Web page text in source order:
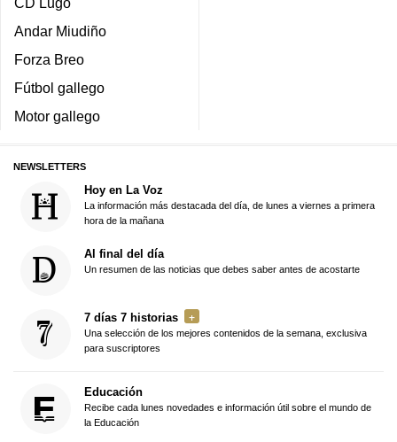
Andar Miudiño
Forza Breo
Fútbol gallego
Motor gallego
NEWSLETTERS
Hoy en La Voz
La información más destacada del día, de lunes a viernes a primera
hora de la mañana
Al final del día
Un resumen de las noticias que debes saber antes de acostarte
7 días 7 historias
Una selección de los mejores contenidos de la semana, exclusiva
para suscriptores
Educación
Recibe cada lunes novedades e información útil sobre el mundo de
la Educación